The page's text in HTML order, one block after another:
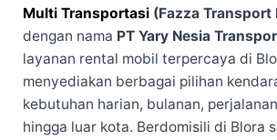
Multi Transportasi (Fazza Transport
dengan nama PT Yary Nesia
layanan rental mobil terpercaya di
menyediakan berbagai pilihan
kebutuhan harian, bulanan,
hingga luar kota. Berdomisili di Blora